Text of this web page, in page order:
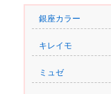
銀座カラー
キレイモ
ミュゼ